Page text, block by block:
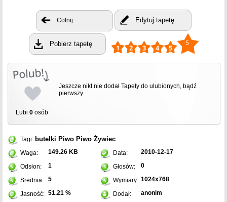
Cofnij Edytuj tapetę
Pobierz tapetę 5
Lubi 0 osób
Jeszcze nikt nie dodał Tapety do ulubionych, bądź
pierwszy
Tagi: butelki Piwo Piwo Żywiec
Waga: 149.26 KB Data: 2010-12-17
Odsłon: 1 Głosów: 0
Srednia: 5 Wymiary: 1024x768
Jasność: 51.21 % Dodał: anonim